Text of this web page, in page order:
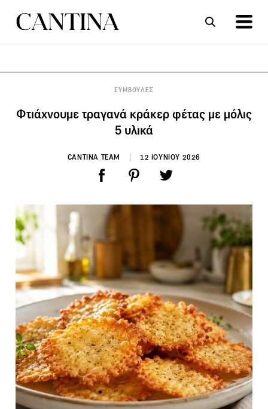
ΣΥΜΒΟΥΛΕΣ
Φτιάχνουμε τραγανά κράκερ φέτας με μόλις
5 υλικά
CANTINA TEAM 12 ΙΟΥΝΙΟΥ 2026